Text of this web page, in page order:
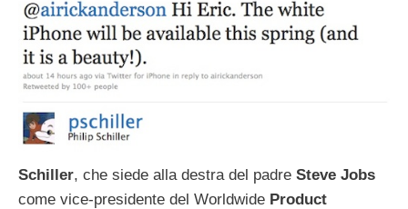
Schiller, che siede alla destra del padre Steve Jobs
come vice-presidente del Worldwide Product